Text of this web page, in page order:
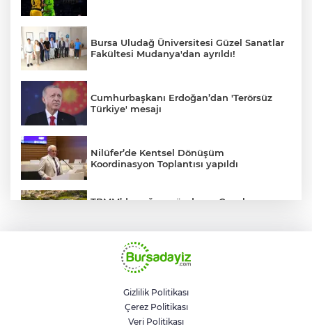
Bursa Uludağ Üniversitesi Güzel Sanatlar
Fakültesi Mudanya'dan ayrıldı!
Cumhurbaşkanı Erdoğan’dan 'Terörsüz
Türkiye' mesajı
Nilüfer’de Kentsel Dönüşüm
Koordinasyon Toplantısı yapıldı
TBMM’de yoğun gündem... Çocuk
BUSKİ'den su tarifeleri açıklaması... Aylık
güncelleme yeni zam uygulaması değil
Geleceğin milli kaykaycıları
Osmangazi’de yarışıyor
Gizlilik Politikası
Çerez Politikası
Veri Politikası